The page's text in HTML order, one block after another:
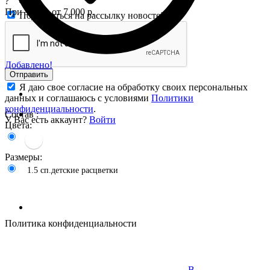
Добавлено!
Состав :
Цвета:
Размеры:
1.5 сп.детские расцветки
При заказе от 7 000 р.
Подписаться на рассылку новостей
Отправить
Я даю свое согласие на обработку своих персональных
данных и соглашаюсь с условиями Политики
конфиденциальности.
У Вас есть аккаунт? Войти
Политика конфиденциальности